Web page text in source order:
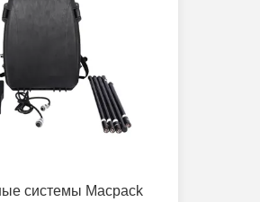
системы Macpack